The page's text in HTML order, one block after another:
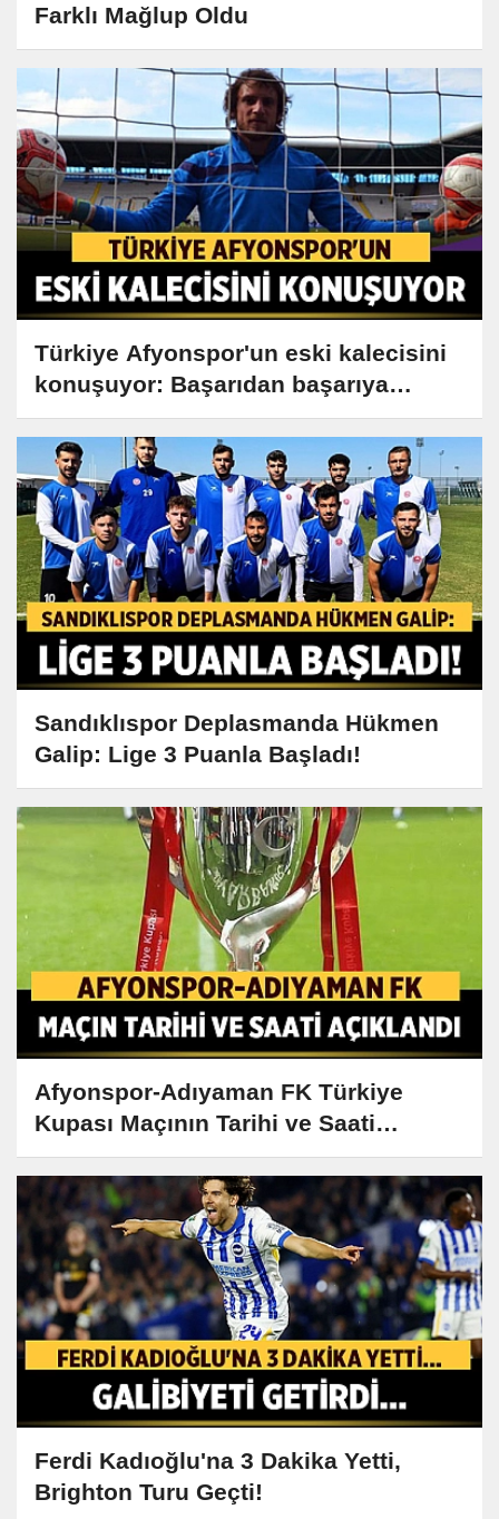
Farklı Mağlup Oldu
Türkiye Afyonspor'un eski kalecisini
konuşuyor: Başarıdan başarıya
koşuyor!
Sandıklıspor Deplasmanda Hükmen
Galip: Lige 3 Puanla Başladı!
Afyonspor-Adıyaman FK Türkiye
Kupası Maçının Tarihi ve Saati
Açıklandı
Ferdi Kadıoğlu'na 3 Dakika Yetti,
Brighton Turu Geçti!